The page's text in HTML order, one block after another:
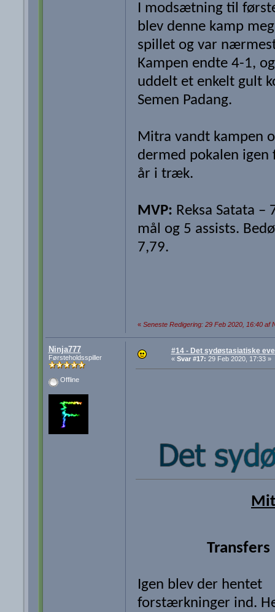
I modsætning til
blev denne kamp
spillet og var
Kampen endte 4-1,
uddelt et enkelt gult
Semen Padang.
Mitra vandt kampen
dermed pokalen igen
år i træk.
MVP: Reksa Satata –
mål og 5 assists.
7,79.
« Seneste Redigering: 29 Feb 2020, 16:40 af
Ninja777
Førsteholdsspiller
Offline
#14 - Det sydøstasiatiske
« Svar #17: 29 Feb 2020, 17:33 »
Transfers
Igen blev der hentet
forstærkninger ind.